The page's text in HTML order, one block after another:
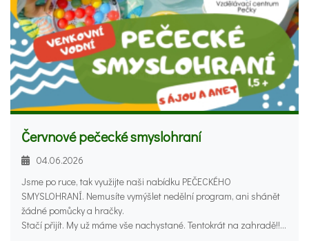
Červnové pečecké smyslohraní
04.06.2026
Jsme po ruce, tak využijte naši nabídku PEČECKÉHO
SMYSLOHRANÍ. Nemusíte vymýšlet nedělní program, ani shánět
žádné pomůcky a hračky.
Stačí přijít. My už máme vše nachystané. Tentokrát na zahradě!!!